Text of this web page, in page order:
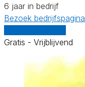
6 jaar in bedrijf
Bezoek bedrijfspagina
Gratis - Vrijblijvend